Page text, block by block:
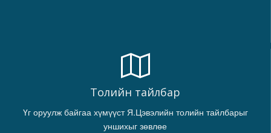
Толийн тайлбар
Үг оруулж байгаа хүмүүст Я.Цэвэлийн толийн тайлбарыг
уншихыг зөвлөе